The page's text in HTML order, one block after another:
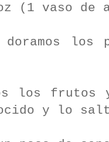
(1 vaso
los
los frutos
y lo